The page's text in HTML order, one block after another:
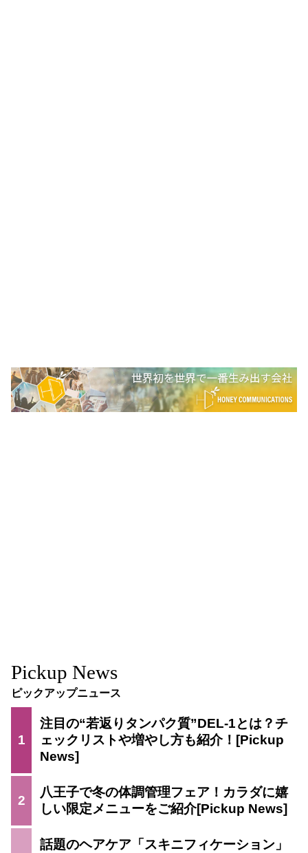
Pickup News
ピックアップニュース
1
注目の“若返りタンパク質”DEL-1とは？チ
ェックリストや増やし方も紹介！
2
八王子で冬の体調管理フェア！カラダに嬉
しい限定メニューをご紹介
話題のヘアケア「スキニフィケーション」